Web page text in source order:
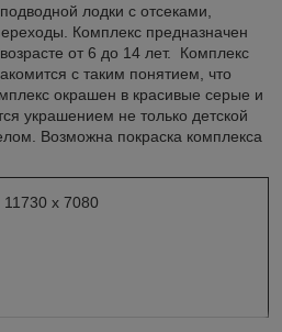
лодки с отсеками,
Комплекс предназначен
от 6 до 14 лет. Комплекс
с таким понятием, что
окрашен в красивые серые и
украшением не только детской
Возможна покраска комплекса
х 7080